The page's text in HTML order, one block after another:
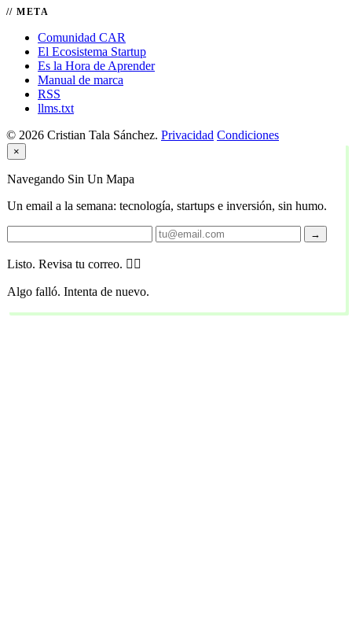
META
Comunidad CAR
El Ecosistema Startup
Es la Hora de Aprender
Manual de marca
RSS
llms.txt
© 2026 Cristian Tala Sánchez. Privacidad Condiciones
×
Navegando Sin Un Mapa
Un email a la semana: tecnología, startups e inversión, sin humo.
→
Listo. Revisa tu correo. 🏴‍☠️
Algo falló. Intenta de nuevo.